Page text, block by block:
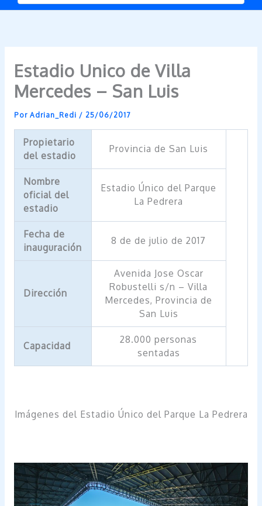
Estadio Unico de Villa
Mercedes – San Luis
Por Adrian_Redi / 25/06/2017
Propietario
del estadio
Provincia de San Luis
Nombre
oficial del
estadio
Estadio Único del Parque
La Pedrera
Fecha de
inauguración
8 de de julio de 2017
Dirección
Avenida Jose Oscar
Robustelli s/n – Villa
Mercedes, Provincia de
San Luis
Capacidad
28.000 personas
sentadas
Imágenes del Estadio Único del Parque La Pedrera